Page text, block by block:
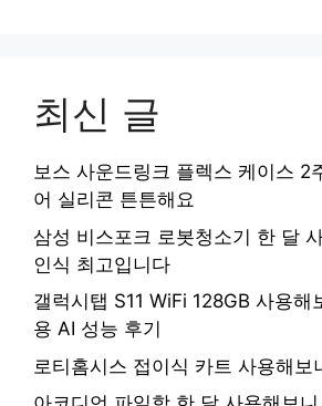
최신 글
보스 사운드링크 플렉스 케이스 2
어 실리콘 튼튼해요
삼성 비스포크 로봇청소기 한 달
인식 최고입니다
갤럭시탭 S11 WiFi 128GB 사용해
용 AI 성능 후기
로티홈시스 접이식 카트 사용해보